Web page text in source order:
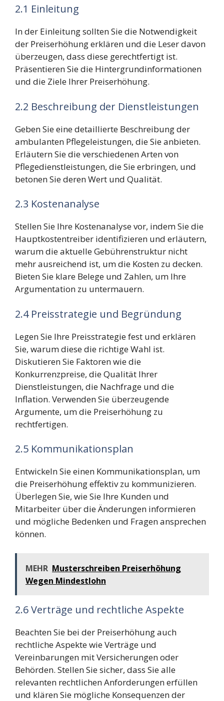
2.1 Einleitung
In der Einleitung sollten Sie die Notwendigkeit
der Preiserhöhung erklären und die Leser davon
überzeugen, dass diese gerechtfertigt ist.
Präsentieren Sie die Hintergrundinformationen
und die Ziele Ihrer Preiserhöhung.
2.2 Beschreibung der Dienstleistungen
Geben Sie eine detaillierte Beschreibung der
ambulanten Pflegeleistungen, die Sie anbieten.
Erläutern Sie die verschiedenen Arten von
Pflegedienstleistungen, die Sie erbringen, und
betonen Sie deren Wert und Qualität.
2.3 Kostenanalyse
Stellen Sie Ihre Kostenanalyse vor, indem Sie die
Hauptkostentreiber identifizieren und erläutern,
warum die aktuelle Gebührenstruktur nicht
mehr ausreichend ist, um die Kosten zu decken.
Bieten Sie klare Belege und Zahlen, um Ihre
Argumentation zu untermauern.
2.4 Preisstrategie und Begründung
Legen Sie Ihre Preisstrategie fest und erklären
Sie, warum diese die richtige Wahl ist.
Diskutieren Sie Faktoren wie die
Konkurrenzpreise, die Qualität Ihrer
Dienstleistungen, die Nachfrage und die
Inflation. Verwenden Sie überzeugende
Argumente, um die Preiserhöhung zu
rechtfertigen.
2.5 Kommunikationsplan
Entwickeln Sie einen Kommunikationsplan, um
die Preiserhöhung effektiv zu kommunizieren.
Überlegen Sie, wie Sie Ihre Kunden und
Mitarbeiter über die Änderungen informieren
und mögliche Bedenken und Fragen ansprechen
können.
MEHR Musterschreiben Preiserhöhung
Wegen Mindestlohn
2.6 Verträge und rechtliche Aspekte
Beachten Sie bei der Preiserhöhung auch
rechtliche Aspekte wie Verträge und
Vereinbarungen mit Versicherungen oder
Behörden. Stellen Sie sicher, dass Sie alle
relevanten rechtlichen Anforderungen erfüllen
und klären Sie mögliche Konsequenzen der